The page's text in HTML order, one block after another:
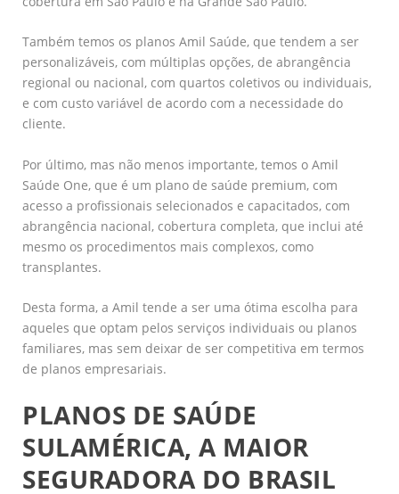
Também temos os planos Amil Saúde, que tendem a ser
personalizáveis, com múltiplas opções, de abrangência
regional ou nacional, com quartos coletivos ou individuais,
e com custo variável de acordo com a necessidade do
cliente.
Por último, mas não menos importante, temos o Amil
Saúde One, que é um plano de saúde premium, com
acesso a profissionais selecionados e capacitados, com
abrangência nacional, cobertura completa, que inclui até
mesmo os procedimentos mais complexos, como
transplantes.
Desta forma, a Amil tende a ser uma ótima escolha para
aqueles que optam pelos serviços individuais ou planos
familiares, mas sem deixar de ser competitiva em termos
de planos empresariais.
PLANOS DE SAÚDE
SULAMÉRICA, A MAIOR
SEGURADORA DO BRASIL